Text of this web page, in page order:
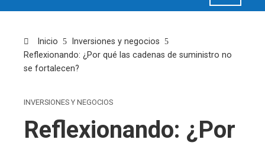
Inicio
Inversiones y negocios
Reflexionando: ¿Por qué las cadenas de suministro no
se fortalecen?
INVERSIONES Y NEGOCIOS
Reflexionando: ¿Por